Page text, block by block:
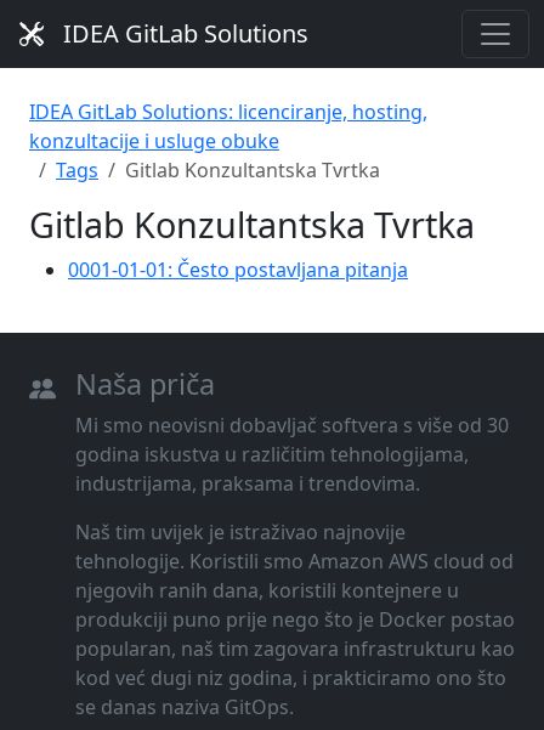
IDEA GitLab Solutions
IDEA GitLab Solutions: licenciranje, hosting,
konzultacije i usluge obuke
Tags
Gitlab Konzultantska Tvrtka
Gitlab Konzultantska Tvrtka
0001-01-01: Često postavljana pitanja
Naša priča
Mi smo neovisni dobavljač softvera s više od 30
godina iskustva u različitim tehnologijama,
industrijama, praksama i trendovima.
Naš tim uvijek je istraživao najnovije
tehnologije. Koristili smo Amazon AWS cloud od
njegovih ranih dana, koristili kontejnere u
produkciji puno prije nego što je Docker postao
popularan, naš tim zagovara infrastrukturu kao
kod već dugi niz godina, i prakticiramo ono što
se danas naziva GitOps.